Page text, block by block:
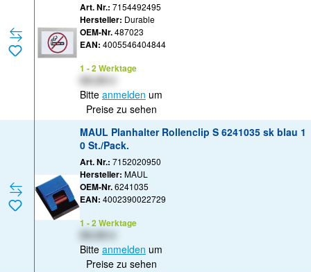
Art. Nr.: 7154492495
Hersteller: Durable
OEM-Nr.487023
EAN: 4005546404844
1 - 2 Werktage
Bitte anmelden um
Preise zu sehen
MAUL Planhalter Rollenclip S 6241035 sk blau 1
0 St./Pack.
Art. Nr.: 7152020950
Hersteller: MAUL
OEM-Nr.6241035
EAN: 4002390022729
1 - 2 Werktage
Bitte anmelden um
Preise zu sehen